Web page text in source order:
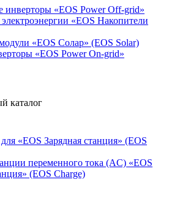
инверторы «EOS Power Off-grid»
«EOS Накопители
«EOS Солар» (EOS Solar)
«EOS Power On-grid»
каталог
«EOS Зарядная станция» (EOS
переменного тока (AC) «EOS
(EOS Charge)